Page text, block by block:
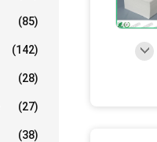
(85)
(142)
(28)
(27)
(38)